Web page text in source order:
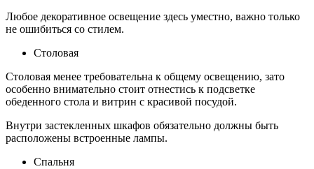
Любое декоративное освещение здесь уместно, важно только
не ошибиться со стилем.
Столовая
Столовая менее требовательна к общему освещению, зато
особенно внимательно стоит отнестись к подсветке
обеденного стола и витрин с красивой посудой.
Внутри застекленных шкафов обязательно должны быть
расположены встроенные лампы.
Спальня